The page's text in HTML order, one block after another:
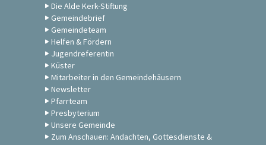
Die Alde Kerk-Stiftung
Gemeindebrief
Gemeindeteam
Helfen & Fördern
Jugendreferentin
Küster
Mitarbeiter in den Gemeindehäusern
Newsletter
Pfarrteam
Presbyterium
Unsere Gemeinde
Zum Anschauen: Andachten, Gottesdienste &